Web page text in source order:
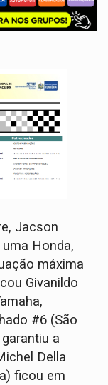
Jacson
Honda,
máxima
Givanildo
#6 (São
a
Della
ficou em